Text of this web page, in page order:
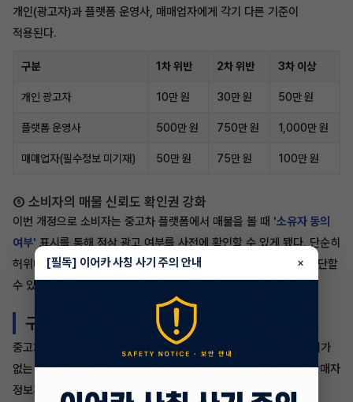
개인(광고자)과 플랫폼 운영사, 매매업자에게 각기 다른 기준이
적용된다.
구분 1차 위반 2차 위반 3차 이상
개인 광고자 10만 원 30만 원 50만 원
플랫폼 운영사 500만 원 750만 원 1,000만 원
매매업자(필수정보 미기재) 50만 원 75만 원 100만 원
⑤ 소비자의 매물 신뢰도 확인권 강화
이번 개정으로 소비자는 중고차 플랫폼에서 매물을 볼 때 '소유자 동의
여부' 표시를 통해 정상 광고 여부를 사전에 확인할 수 있게 됐다. 단순히
허위매물을 규제하는 것을 넘어, 소비자가 직접 매물의 신뢰도를 판단할
수 있는 제도적 기반이 마련된 것이다.
구매자가 꼭 체크해야 할 사항은?
중고차를 살 때 달라진 점은 명확하다. 플랫폼에서 소유자 동의 표시가
없는 매물은 이제 규정 위반 의심 신호로 볼 수 있다. 차량 이력과 판매자
정보가 빠져 있는 매물도 주의가 필요하다.
[필독] 이어카 사칭 사기 주의 안내 ×